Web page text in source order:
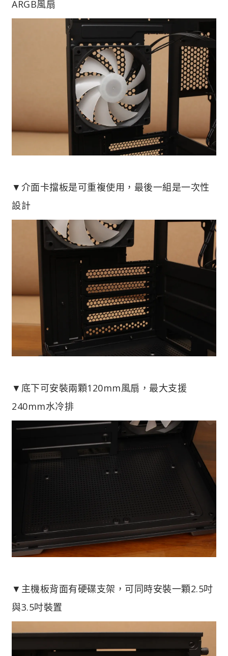
ARGB風扇
▼介面卡擋板是可重複使用，最後一組是一次性
設計
▼底下可安裝兩顆120mm風扇，最大支援
240mm水冷排
▼主機板背面有硬碟支架，可同時安裝一顆2.5吋
與3.5吋裝置